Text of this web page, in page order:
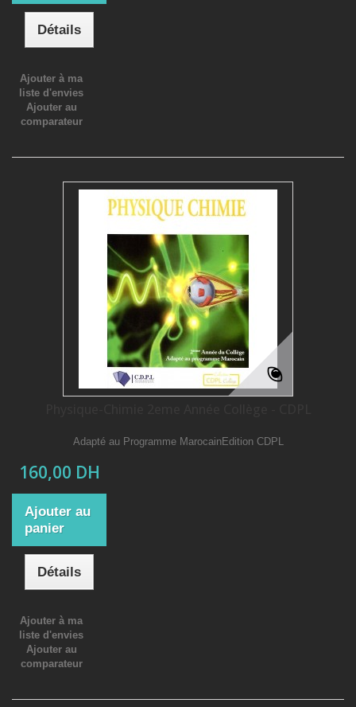
Détails
Ajouter à ma
liste d'envies
Ajouter au
comparateur
Adapté au Programme MarocainEdition CDPL
160,00 DH
Ajouter au
panier
Détails
Ajouter à ma
liste d'envies
Ajouter au
comparateur